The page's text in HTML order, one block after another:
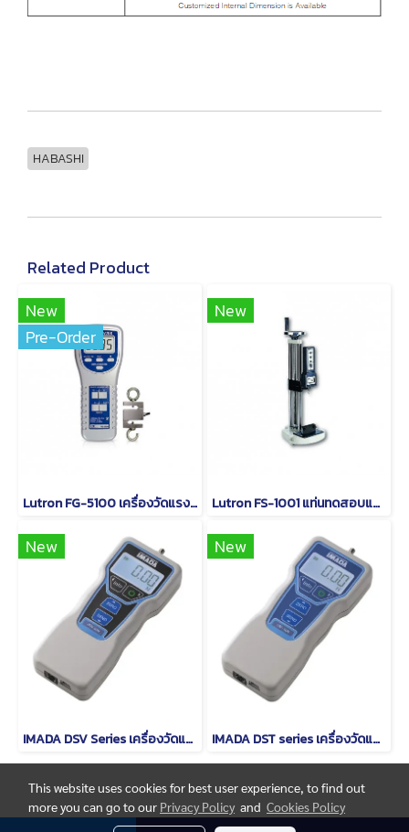
HABASHI
Related Product
New
Pre-Order
Lutron FG-5100 เครื่องวัดแรงดึง - แรงผลักแบบพกพา (100 Kg)
New
Lutron FS-1001 แท่นทดสอบแรงดึง-แรงผลัก
New
IMADA DSV Series เครื่องวัดแรงดึง-แรงกดแบบพกพา
New
IMADA DST series เครื่องวัดแรงดึง-แรงกดแบบพกพา
This website uses cookies for best user experience, to find out
more you can go to our Privacy Policy and Cookies Policy